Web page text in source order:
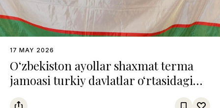
17 MAY 2026
O‘zbekiston ayollar shaxmat terma
jamoasi turkiy davlatlar o‘rtasidagi
chempionatda uchinchi o‘rinni